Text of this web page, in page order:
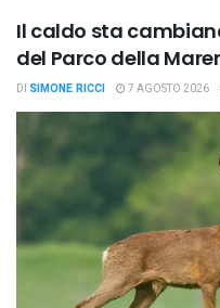
Il caldo sta
del Parco della
DI SIMONE RICCI 7 AGOSTO 2026